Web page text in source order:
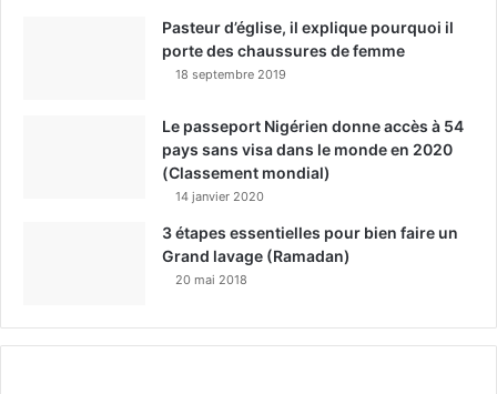
Pasteur d’église, il explique pourquoi il
porte des chaussures de femme
18 septembre 2019
Le passeport Nigérien donne accès à 54
pays sans visa dans le monde en 2020
(Classement mondial)
14 janvier 2020
3 étapes essentielles pour bien faire un
Grand lavage (Ramadan)
20 mai 2018